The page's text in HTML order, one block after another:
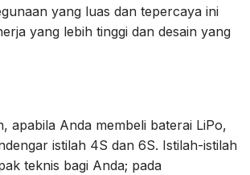
yang luas dan tepercaya ini
yang lebih tinggi dan desain yang
apabila Anda membeli baterai LiPo,
istilah 4S dan 6S. Istilah-istilah
teknis bagi Anda; pada